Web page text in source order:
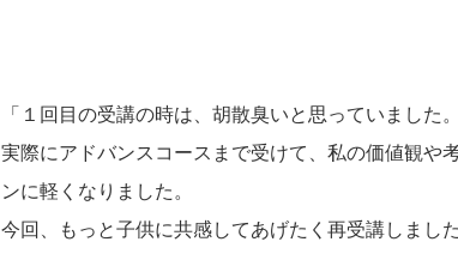
「１回目の受講の時は、胡散臭いと思っていました。
実際にアドバンスコースまで受けて、私の価値観や
ンに軽くなりました。
今回、もっと子供に共感してあげたく再受講しました